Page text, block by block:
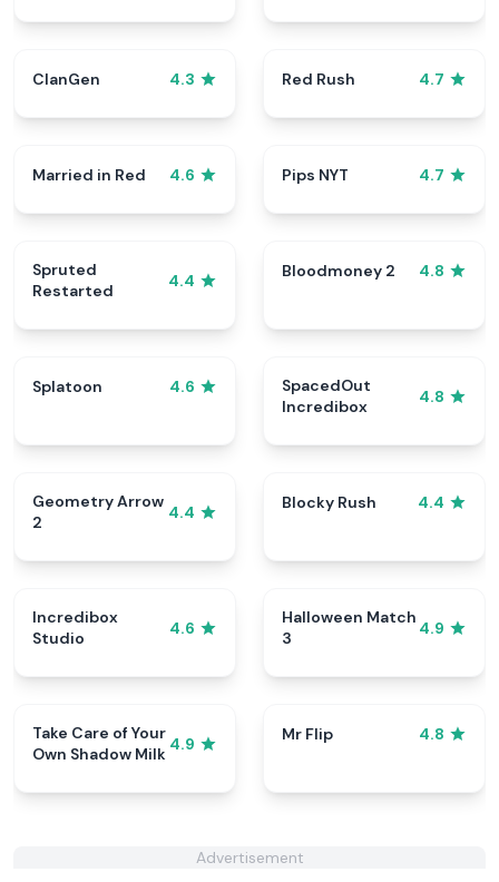
ClanGen 4.3 Red Rush 4.7
Married in Red 4.6 Pips NYT 4.7
Spruted
Restarted
4.4
Bloodmoney 2 4.8
Splatoon 4.6
SpacedOut
Incredibox
4.8
Geometry Arrow
2
4.4
Blocky Rush 4.4
Incredibox
Studio
4.6
Halloween Match
3
4.9
Take Care of Your
Own Shadow Milk 4.9
Mr Flip 4.8
Advertisement